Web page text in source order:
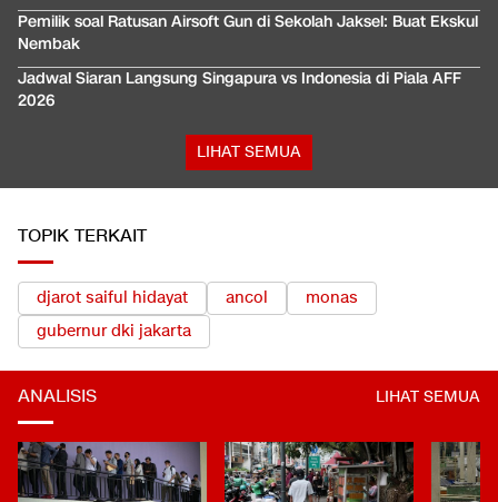
Pemilik soal Ratusan Airsoft Gun di Sekolah Jaksel: Buat Ekskul
Nembak
Jadwal Siaran Langsung Singapura vs Indonesia di Piala AFF
2026
LIHAT SEMUA
TOPIK TERKAIT
djarot saiful hidayat ancol
monas
gubernur dki jakarta
ANALISIS LIHAT SEMUA